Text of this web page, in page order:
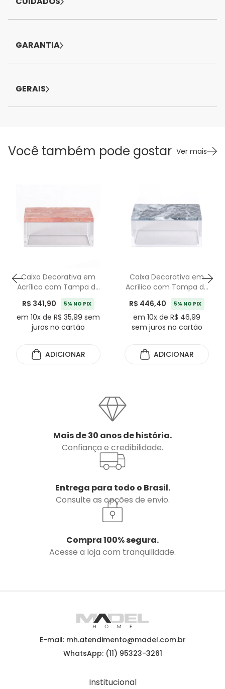
GARANTIA
GERAIS
Você também pode gostar Ver mais
Caixa Decorativa em
Acrílico com Tampa de
Mármore Travertino -
15cm
R$ 341,90 5% NO PIX
em 10x de R$ 35,99 sem
juros no cartão
ADICIONAR
Caixa Decorativa em
Acrílico com Tampa de
Mármore Travertino -
20cm
R$ 446,40 5% NO PIX
em 10x de R$ 46,99
sem juros no cartão
ADICIONAR
Mais de 30 anos de história.
Confiança e credibilidade.
Entrega para todo o Brasil.
Consulte as opções de envio.
Compra 100% segura.
Acesse a loja com tranquilidade.
E-mail: mh.atendimento@madel.com.br
WhatsApp: (11) 95323-3261
Institucional